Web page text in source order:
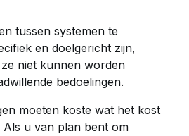
tussen systemen te
en doelgericht zijn,
niet kunnen worden
bedoelingen.
moeten koste wat het kost
u van plan bent om